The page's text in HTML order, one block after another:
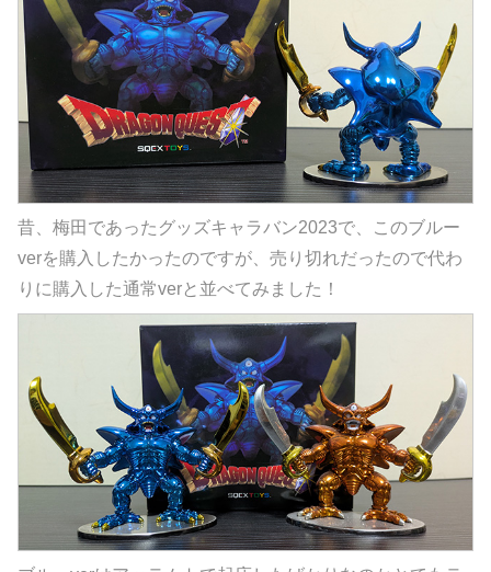
昔、梅田であったグッズキャラバン2023で、このブルー
verを購入したかったのですが、売り切れだったので代わ
りに購入した通常verと並べてみました！